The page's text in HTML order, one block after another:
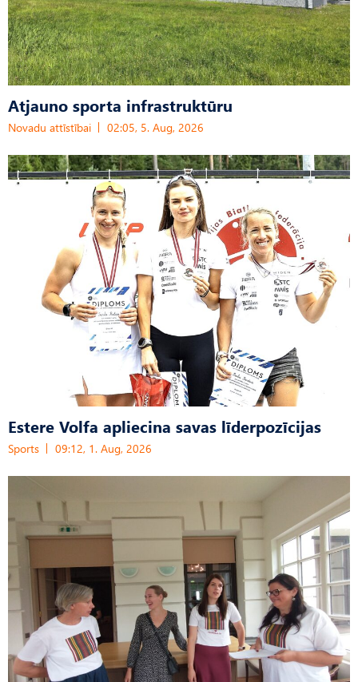
Atjauno sporta infrastruktūru
Novadu attīstībai 02:05, 5. Aug, 2026
Estere Volfa apliecina savas līderpozīcijas
Sports 09:12, 1. Aug, 2026